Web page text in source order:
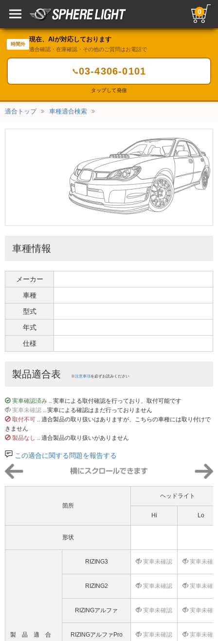
0
時間外
現在、AIが対応しております
適合確認・在庫確認・その他のご質問はお電話で
📞03-4306-0101
タップして発信
適合トップ 車種適合検索
車種情報
メーカー
車種
型式
年式
仕様
製品適合表 ※注意事項を必ずお読みください
実車確認済み .. 実車による取付確認を行っており、取付可能です
実車未確認 .. 実車による確認はまだ行っておりません
取付不可 .. 適合製品の取り扱いはありますが、こちらの車種には取り付けで
きません
製品なし .. 適合製品の取り扱いがありません
この適合に関する問題を報告する
箇所
ヘッドライト
Hi Lo
形状
製品適合
RIZING3 実車未確認 実車未確
RIZING2 実車未確認 実車未確
RIZINGアルファ 実車未確認 実車未確
RIZINGアルファPro 実車未確認 実車未確